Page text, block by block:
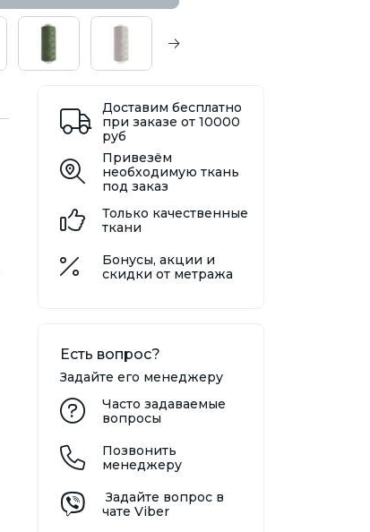
Доставим бесплатно
при заказе от 10000
руб
Привезём
необходимую ткань
под заказ
Только качественные
ткани
Бонусы, акции и
скидки от метража
Есть вопрос?
Задайте его менеджеру
Часто задаваемые
вопросы
Позвонить
менеджеру
Задайте вопрос в
чате Viber